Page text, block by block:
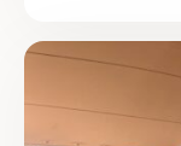
Lees meer over